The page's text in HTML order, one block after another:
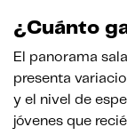
¿Cuánto
El panorama
presenta
y el nivel de
jóvenes que